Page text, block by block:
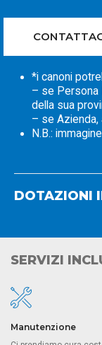
*i canoni
– se Persona
della sua
– se Azienda,
N.B.:
DOTAZIONI
SERVIZI
Manutenzione